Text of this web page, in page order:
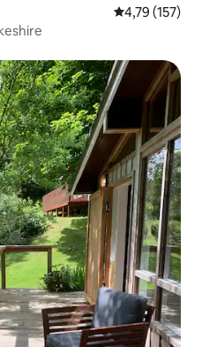
Prosječna
4,79 (157)